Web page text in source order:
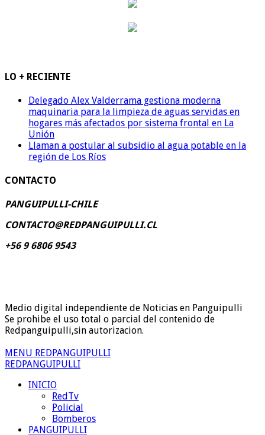
LO + RECIENTE
Delegado Alex Valderrama gestiona moderna
maquinaria para la limpieza de aguas servidas en
hogares más afectados por sistema frontal en La
Unión
Llaman a postular al subsidio al agua potable en la
región de Los Ríos
CONTACTO
PANGUIPULLI-CHILE
CONTACTO@REDPANGUIPULLI.CL
+56 9 6806 9543
Medio digital independiente de Noticias en Panguipulli
Se prohibe el uso total o parcial del contenido de
Redpanguipulli,sin autorizacion.
MENU REDPANGUIPULLI
REDPANGUIPULLI
INICIO
RedTv
Policial
Bomberos
PANGUIPULLI